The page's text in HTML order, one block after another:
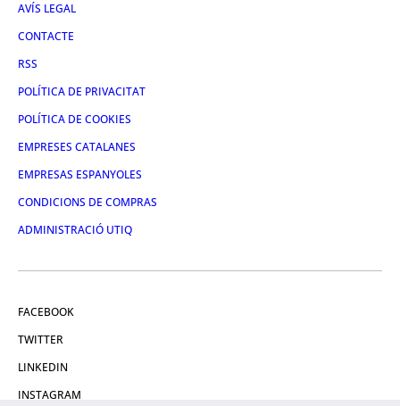
AVÍS LEGAL
CONTACTE
RSS
POLÍTICA DE PRIVACITAT
POLÍTICA DE COOKIES
EMPRESES CATALANES
EMPRESAS ESPANYOLES
CONDICIONS DE COMPRAS
ADMINISTRACIÓ UTIQ
FACEBOOK
TWITTER
LINKEDIN
INSTAGRAM